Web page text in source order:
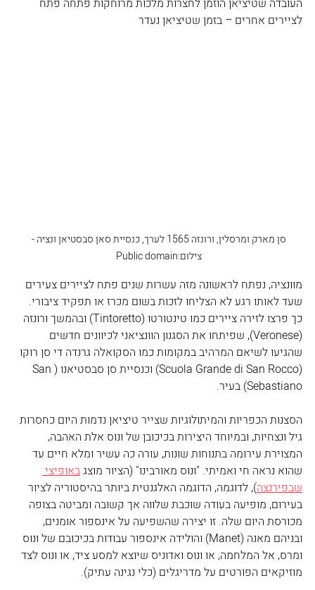
לציירים אחרים – בזמן שטיציאן נעדר
סן מארק ומרסלין, ורונזה 1565 לערך, כנסיית סאן סבסטיאן ונציה -
צילום:Public domain
מוונציה, נפתח לראשונה מזה עשרות שנים פתח לציירים צעירים
שעד לאותו רגע לא הצליחו לזכות בשום מכרז או תפקיד ציבורי.
כך פרצו לזירה ציירים כמו טינטורטו (Tintoretto) ובהמשך ורונזה
(Veronese), שפיתחו את הסגנון הוונציאני לכיוונים חדשים
שהגיעו לשיאם המרהיב במקומות כמו הסקואלה גרנדה די סן רוקו
(Scuola Grande di San Rocco) וכנסיית סן סבסטיאנו (San
Sebastiano) בעיר.
הסצנות הכפריות והמיתולוגיות שצייר טיציאן נדמות היום כחסרות
גיל ונצחיות, ובמיוחד היצירות בכיכובן של ונוס אלת האהבה,
המצוירת עירומה בתנוחות שונות, עורה כה עשיר ומלא חיים עד
שהוא נראה חי ואמיתי. "ונוס מאורבינו" (הציור מוצג באופיצי
שבפירנצה), לדוגמה, הדוגמה האלגנטית ביותר בהיסטוריה לציור
בעירום, מופיעה בעודה שוכבת שלווה אך קשובה ומביטה בצופה
מכורסת היום שלה. זו יצירה שהשפיעה על אינספור אומנים,
ובניהם מאנה (Manet) והולידה אינספור עבודות בכיכובם של ונוס
ומרס, אל המלחמה, או ונוס ואדוניס שיוצא למסע ציד, או ונוס לצד
מוזיקאים הפורטים על מדריגלים (כלי נגינה עתיק).